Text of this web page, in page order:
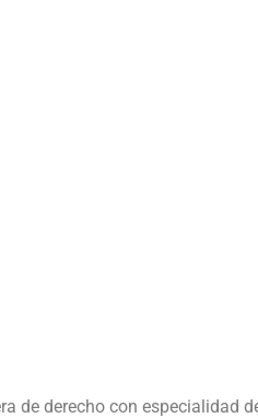
de derecho con especialidad